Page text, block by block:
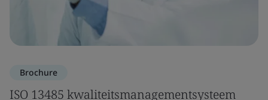
Brochure
ISO 13485 kwaliteitsmanagementsysteem